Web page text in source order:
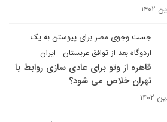
جست وجوی مصر برای پیوستن به یک
اردوگاه بعد از توافق عربستان - ایران
قاهره از وتو برای عادی سازی روابط با
تهران خلاص می شود؟